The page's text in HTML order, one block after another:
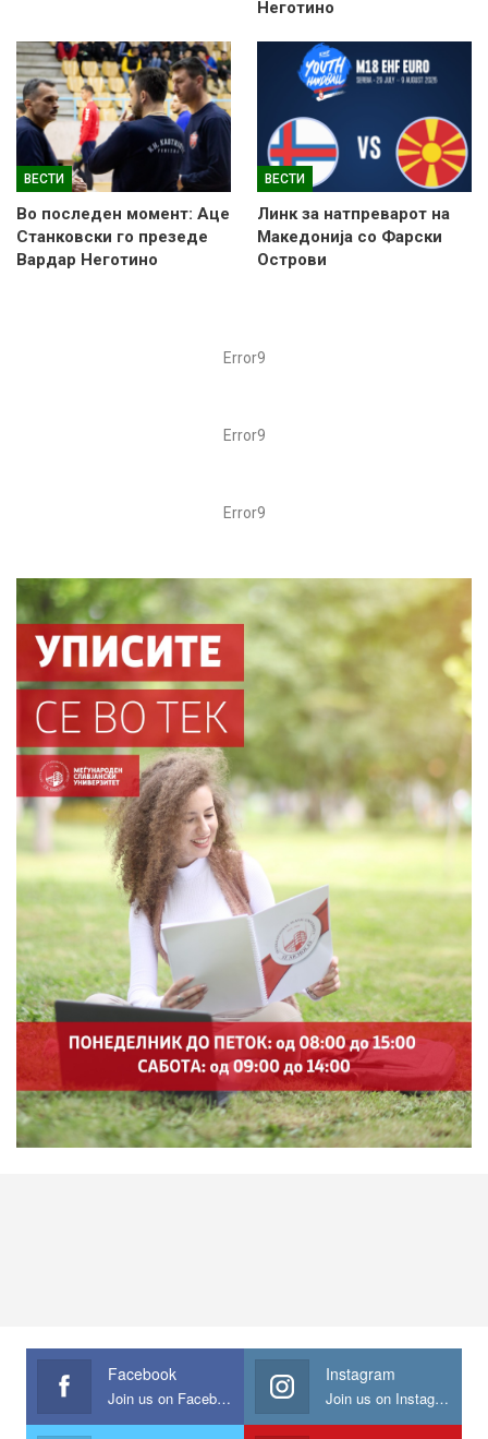
Неготино
ВЕСТИ
Во последен момент: Аце
Станковски го презеде
Вардар Неготино
ВЕСТИ
Линк за натпреварот на
Македонија со Фарски
Острови
Error9
Error9
Error9
Facebook
Join us on Facebook
Instagram
Join us on Instagram